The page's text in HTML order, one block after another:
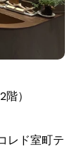
）
レド室町テ